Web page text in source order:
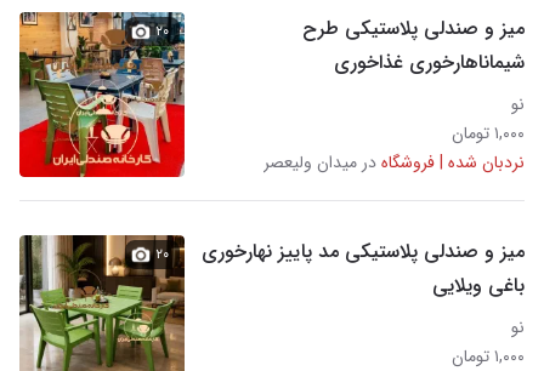
میز و صندلی پلاستیکی طرح
شیماناهارخوری غذاخوری
نو
۱,۰۰۰ تومان
نردبان شده | فروشگاهدر میدان ولیعصر
۲۰
میز و صندلی پلاستیکی مد پاییز نهارخوری
باغی ویلایی
نو
۱,۰۰۰ تومان
۲۰